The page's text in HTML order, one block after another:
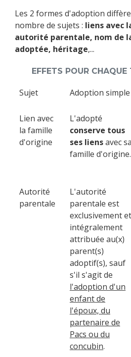
Les 2 formes d'adoption
nombre de sujets : liens avec
autorité parentale, nom de
adoptée, héritage,...
EFFETS POUR
Sujet Adoption simple
Lien avec
la famille
d'origine
L'adopté
conserve tous
ses liensavec sa
famille d'origine.
Autorité
parentale
L'autorité
parentale est
exclusivement et
intégralement
attribuée au(x)
parent(s)
adoptif(s), sauf
s'il s'agit de
l'adoption d'un
enfant de
l'époux, du
partenaire de
Pacs ou du
concubin.